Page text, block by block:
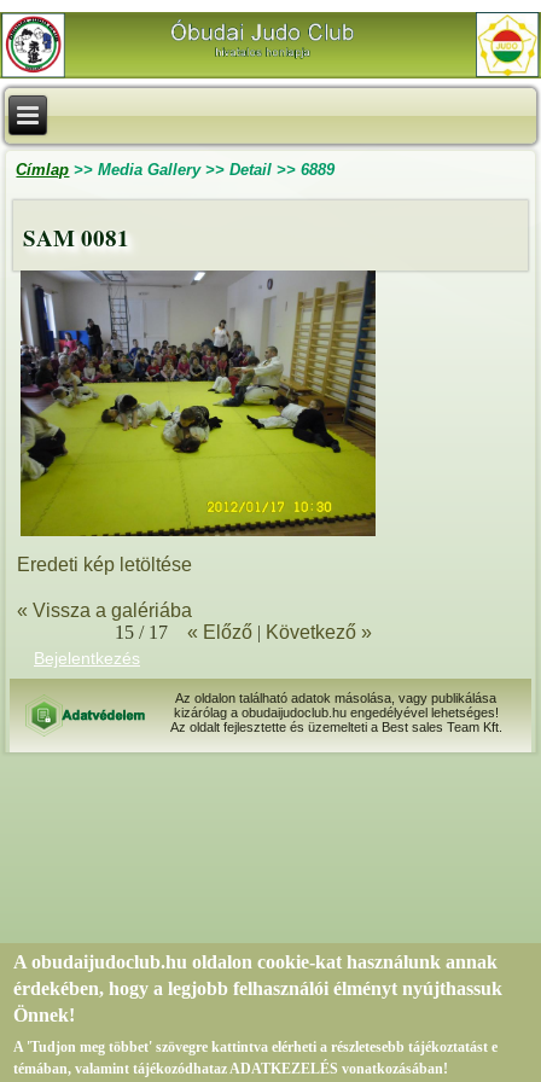
Címlap >>Media Gallery>>Detail >>6889
SAM 0081
Eredeti kép letöltése
« Vissza a galériába
15 / 17
« Előző| Következő »
Bejelentkezés
Az oldalon található adatok másolása, vagy publikálása
kizárólag a obudaijudoclub.hu engedélyével lehetséges!
Az oldalt fejlesztette és üzemelteti a Best sales Team Kft.
A obudaijudoclub.hu oldalon cookie-kat használunk annak
érdekében, hogy a legjobb felhasználói élményt nyújthassuk
Önnek!
A 'Tudjon meg többet' szövegre kattintva elérheti a részletesebb tájékoztatást e
témában, valamint tájékozódhataz ADATKEZELÉS vonatkozásában!